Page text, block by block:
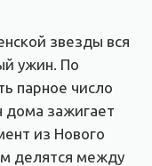
звезды вся
ужин. По
парное число
дома зажигает
из Нового
делятся между